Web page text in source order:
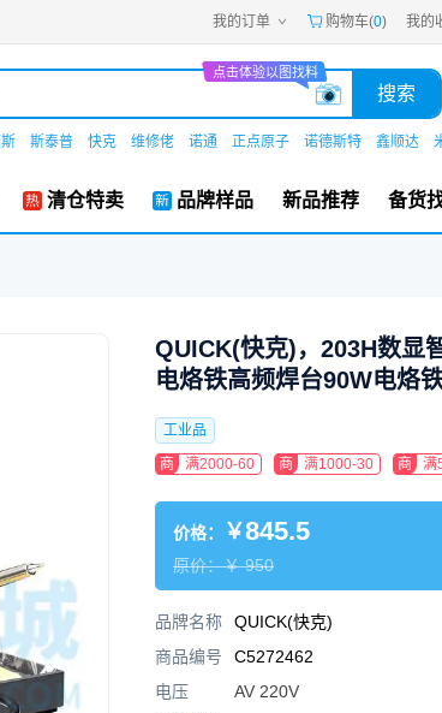
我的订单 购物车(0) 我的
嘉立创PCB
嘉立创SMT
嘉立创EDA
嘉立创社区
点击体验以图找料
搜索
斯泰普 快克 维修佬 诺通 正点原子 诺德斯特 鑫顺达
清仓特卖 品牌样品 新品推荐 备货
QUICK(快克)，203H数显
电烙铁高频焊台90W电烙
工业品
商
满2000-60 商 满1000-30 商 满
价格： ￥845.5
原价：￥950
品牌名称 QUICK(快克)
商品编号
C5272462
电压
AV 220V